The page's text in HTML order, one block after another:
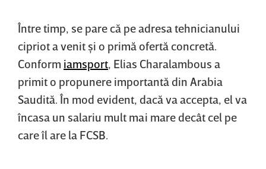
Între timp, se pare că pe adresa tehnicianului
cipriot a venit şi o primă ofertă concretă.
Conform iamsport , Elias Charalambous a
primit o propunere importantă din Arabia
Saudită. În mod evident, dacă va accepta, el va
încasa un salariu mult mai mare decât cel pe
care îl are la FCSB.